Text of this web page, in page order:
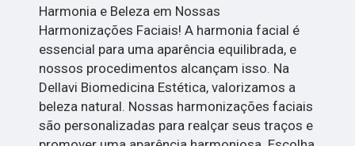
Harmonia e Beleza em Nossas
Harmonizações Faciais! A harmonia facial é
essencial para uma aparência equilibrada, e
nossos procedimentos alcançam isso. Na
Dellavi Biomedicina Estética, valorizamos a
beleza natural. Nossas harmonizações faciais
são personalizadas para realçar seus traços e